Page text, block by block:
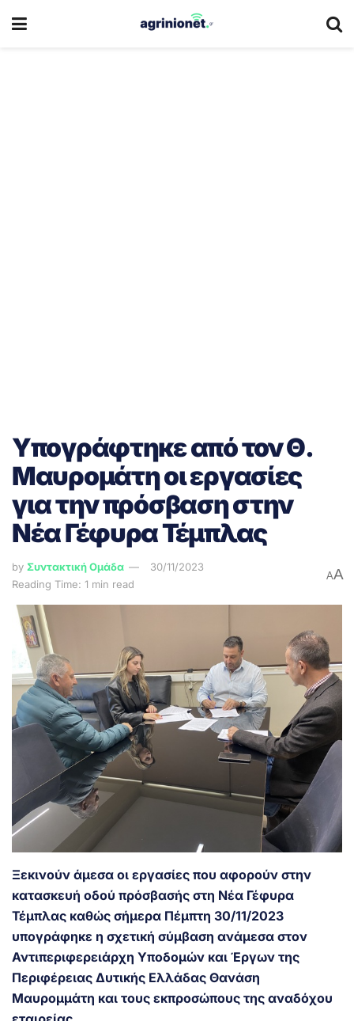
Υπογράφτηκε από τον Θ.
Μαυρομάτη οι εργασίες
για την πρόσβαση στην
Νέα Γέφυρα Τέμπλας
by Συντακτική Ομάδα
30/11/2023
Reading Time: 1 min read
AA
Ξεκινούν άμεσα οι εργασίες που αφορούν στην
κατασκευή οδού πρόσβασής στη Νέα Γέφυρα
Τέμπλας καθώς σήμερα Πέμπτη 30/11/2023
υπογράφηκε η σχετική σύμβαση ανάμεσα στον
Αντιπεριφερειάρχη Υποδομών και Έργων της
Περιφέρειας Δυτικής Ελλάδας Θανάση
Μαυρομμάτη και τους εκπροσώπους της αναδόχου